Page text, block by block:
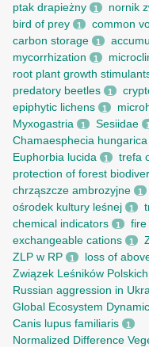
ptak drapieżny 1 nornik
bird of prey 1 common
carbon storage 1
mycorrhization 1
root рlant growth
predatory beetles 1
epiphytic lichens 1
Myxogastria 1 Sesiidae 1
Chamaesphecia hungarica
Euphorbia lucida 1 trefa
protection of forest
chrząszcze ambrozyjne 1
ośrodek kultury leśnej 1
chemical indicators 1 fire
exchangeable cations 1
ZLP w RP 1 loss of
Związek Leśników Polskich
Russian aggression in
Global Ecosystem
Canis lupus familiaris 1
Normalized Difference